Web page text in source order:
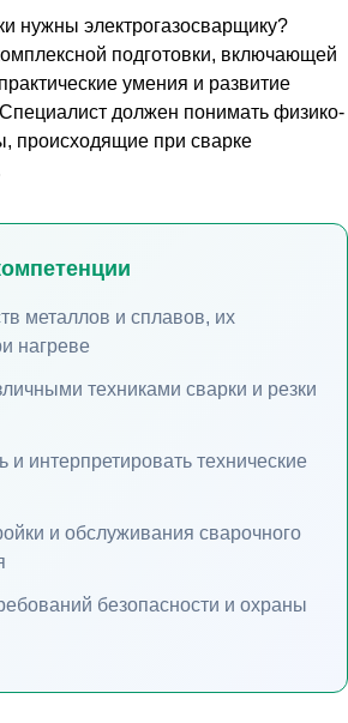
нужны электрогазосварщику?
подготовки, включающей
умения и развитие
должен понимать физико-
происходящие при сварке
металлов и сплавов, их
нагреве
техниками сварки и резки
и интерпретировать технические
и обслуживания сварочного
безопасности и охраны